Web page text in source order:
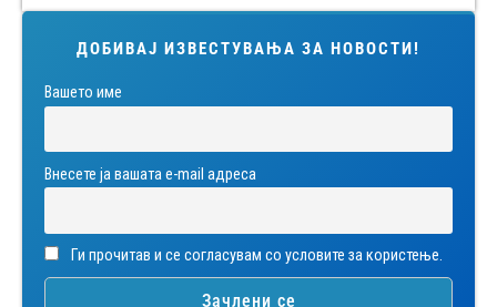
ДОБИВАЈ ИЗВЕСТУВАЊА ЗА НОВОСТИ!
Вашето име
Внесете ја вашата е-mail адреса
Ги прочитав и се согласувам со условите за користење.